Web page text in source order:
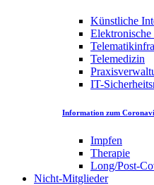
Künstliche
Elektronische
Telemedizin
IT-
Information zum
Impfen
Therapie
Long/Post-
Nicht-Mitglieder